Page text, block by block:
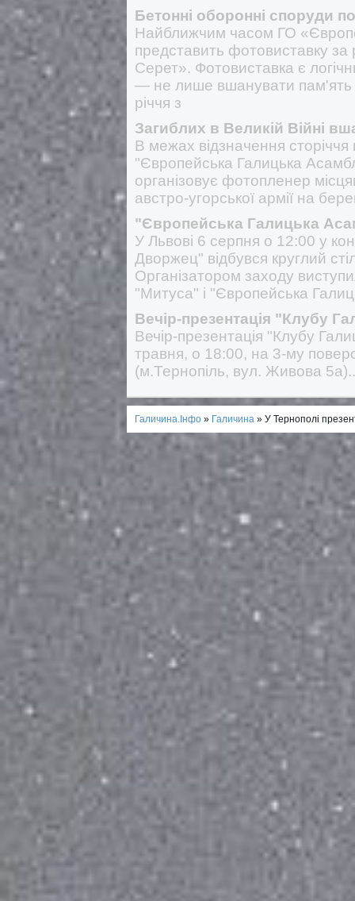
Бетонні оборонні споруди
Найближчим часом ГО
представить фотовиставку
Серет». Фотовиставка є
— не лише вшанувати пам'ять
річчя з
Загиблих в Великій Війні
В межах відзначення сторіччя
"Європейська Галицька
організовує фотопленер
австро-угорської армії на
"Європейська Галицька
У Львові 6 серпня о 12:00 у
Дворжец" відбувся круглий
Організатором заходу
"Митуса" і "Європейська
Вечір-презентація "Клубу
Вечір-презентація "Клубу
травня, о 18:00, на 3-му
(м.Тернопіль, вул. Живова
Галичина.Інфо » Галичина » У Тернополі